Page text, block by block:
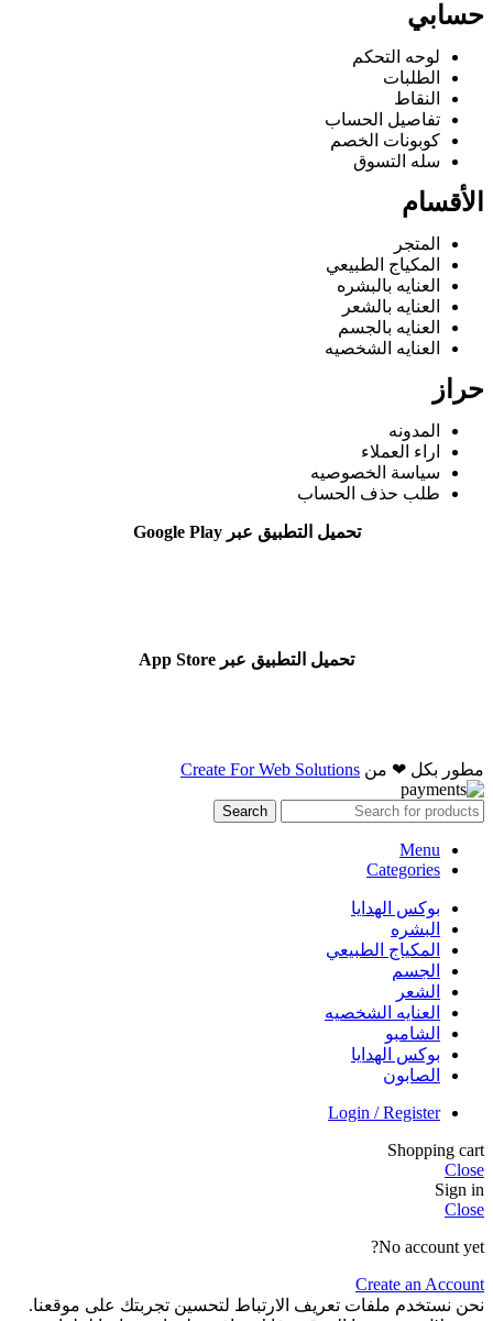
حسابي
لوحه التحكم
الطلبات
النقاط
تفاصيل الحساب
كوبونات الخصم
سله التسوق
الأقسام
المتجر
المكياج الطبيعي
العنايه بالبشره
العنايه بالشعر
العنايه بالجسم
العنايه الشخصيه
حراز
المدونه
اراء العملاء
سياسة الخصوصيه
طلب حذف الحساب
تحميل التطبيق عبر Google Play
تحميل التطبيق عبر App Store
مطور بكل ❤ من Create For Web Solutions
Search
Menu
Categories
بوكس الهدايا
البشره
المكياج الطبيعي
الجسم
الشعر
العنايه الشخصيه
الشامبو
بوكس الهدايا
الصابون
Login / Register
Shopping cart
Close
Sign in
Close
No account yet?
Create an Account
نحن نستخدم ملفات تعريف الارتباط لتحسين تجربتك على موقعنا.